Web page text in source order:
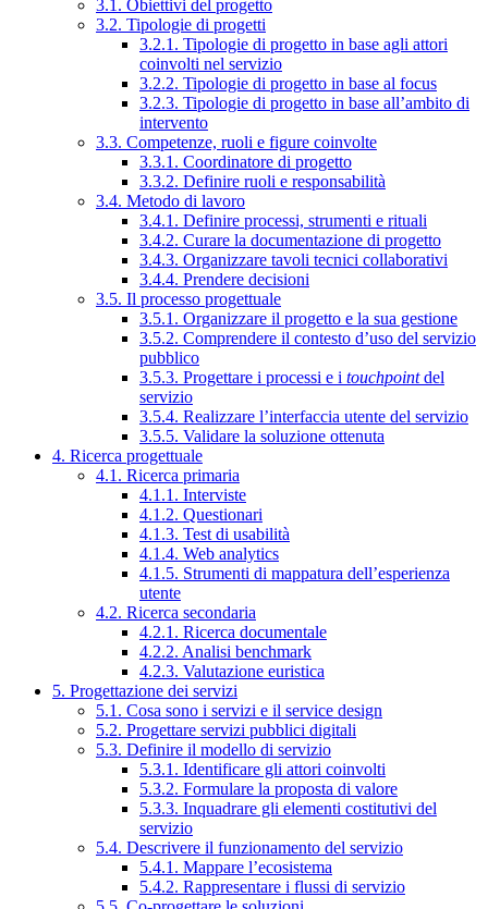
3.1. Obiettivi del progetto
3.2. Tipologie di progetti
3.2.1. Tipologie di progetto in base agli attori
coinvolti nel servizio
3.2.2. Tipologie di progetto in base al focus
3.2.3. Tipologie di progetto in base all’ambito di
intervento
3.3. Competenze, ruoli e figure coinvolte
3.3.1. Coordinatore di progetto
3.3.2. Definire ruoli e responsabilità
3.4. Metodo di lavoro
3.4.1. Definire processi, strumenti e rituali
3.4.2. Curare la documentazione di progetto
3.4.3. Organizzare tavoli tecnici collaborativi
3.4.4. Prendere decisioni
3.5. Il processo progettuale
3.5.1. Organizzare il progetto e la sua gestione
3.5.2. Comprendere il contesto d’uso del servizio
pubblico
3.5.3. Progettare i processi e i touchpointdel
servizio
3.5.4. Realizzare l’interfaccia utente del servizio
3.5.5. Validare la soluzione ottenuta
4. Ricerca progettuale
4.1. Ricerca primaria
4.1.1. Interviste
4.1.2. Questionari
4.1.3. Test di usabilità
4.1.4. Web analytics
4.1.5. Strumenti di mappatura dell’esperienza
utente
4.2. Ricerca secondaria
4.2.1. Ricerca documentale
4.2.2. Analisi benchmark
4.2.3. Valutazione euristica
5. Progettazione dei servizi
5.1. Cosa sono i servizi e il service design
5.2. Progettare servizi pubblici digitali
5.3. Definire il modello di servizio
5.3.1. Identificare gli attori coinvolti
5.3.2. Formulare la proposta di valore
5.3.3. Inquadrare gli elementi costitutivi del
servizio
5.4. Descrivere il funzionamento del servizio
5.4.1. Mappare l’ecosistema
5.4.2. Rappresentare i flussi di servizio